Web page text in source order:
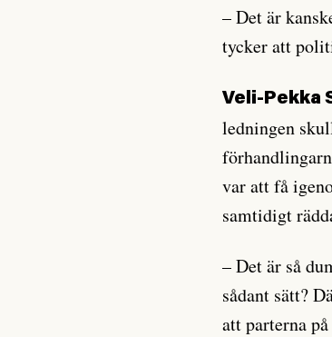
– Det är
tycker att
Veli-Pekka
ledningen
var att få
samtidigt
– Det är så
sådant sätt?
att parterna